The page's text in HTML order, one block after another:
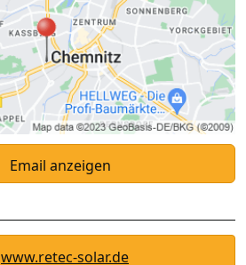
Email anzeigen
www.retec-solar.de